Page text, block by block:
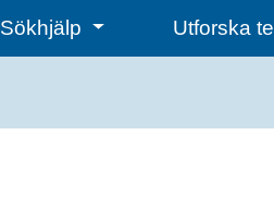
Sökhjälp Utforska